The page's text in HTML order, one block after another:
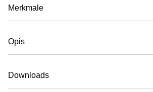
Merkmale
Opis
Downloads